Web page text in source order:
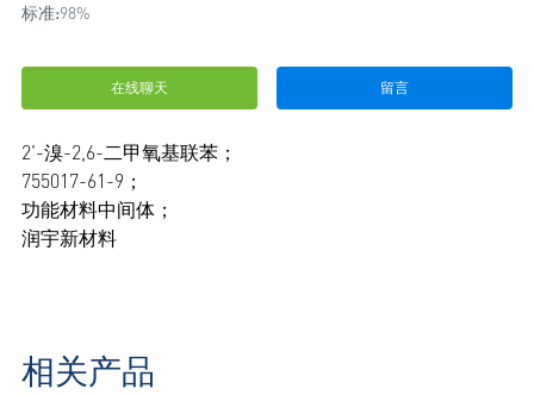
标准:98%
在线聊天 留言
2'-溴-2,6-二甲氧基联苯；
755017-61-9；
功能材料中间体；
润宇新材料
相关产品